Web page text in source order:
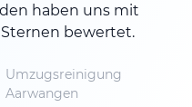
haben uns mit
Sternen bewertet.
Umzugsreinigung
Aarwangen